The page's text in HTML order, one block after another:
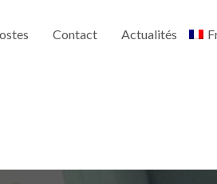
Contact Actualités